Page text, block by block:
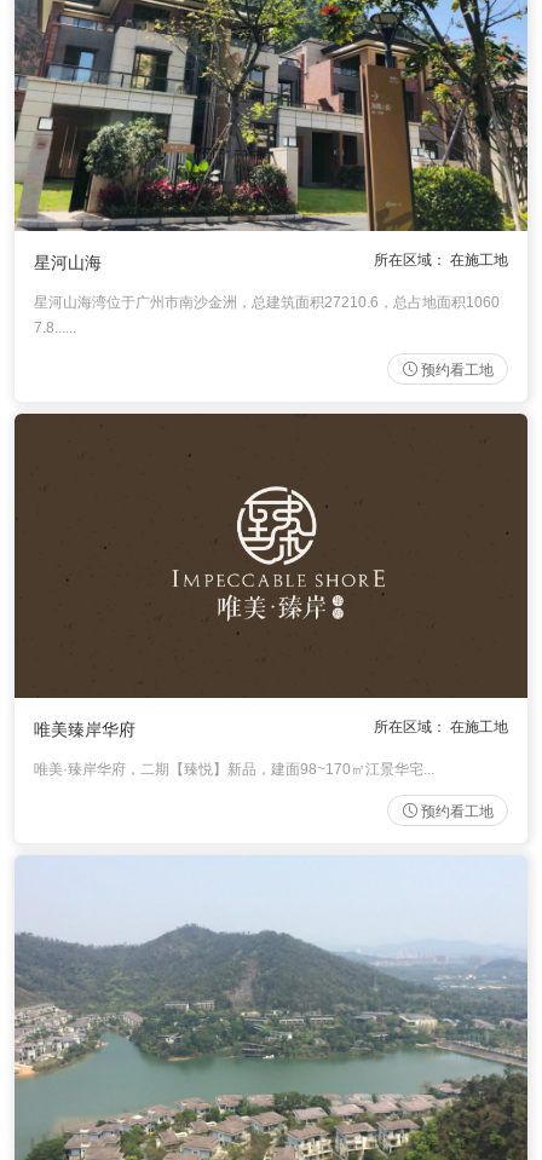
星河山海 所在区域： 在施工地
星河山海湾位于广州市南沙金洲，总建筑面积27210.6，总占地面积1060
7.8......
预约看工地
唯美臻岸华府 所在区域： 在施工地
唯美·臻岸华府，二期【臻悦】新品，建面98~170㎡江景华宅...
预约看工地